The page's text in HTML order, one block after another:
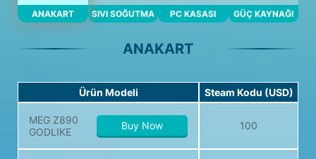
ANAKART SIVI SOĞUTMA PC KASASI GÜÇ KAYNAĞI
ANAKART
Ürün Modeli Steam Kodu (USD)
MEG Z890
GODLIKE
Buy Now 100